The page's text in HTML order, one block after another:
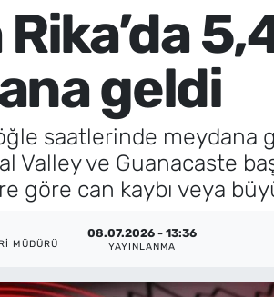
geldi
öğle saatlerinde
Valley ve Guanacaste
göre can kaybı veya
MÜDÜRÜ
08.07.2026 - 13:36
YAYINLANMA